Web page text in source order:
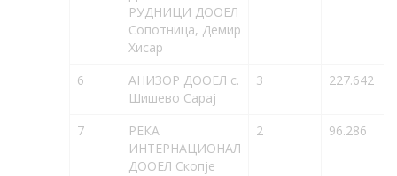
РУДНИЦИ ДООЕЛ
Сопотница, Демир
Хисар
6
АНИЗОР ДООЕЛ с.
Шишево Сарај
3 227.642
7
РЕКА
ИНТЕРНАЦИОНАЛ
ДООЕЛ Скопје
2 96.286